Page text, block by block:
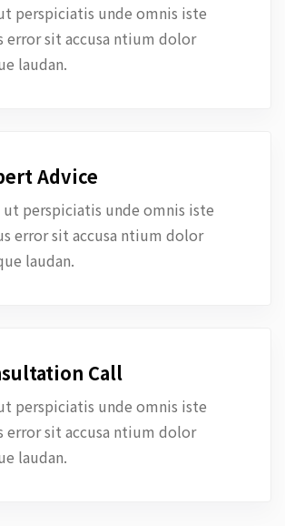
perspiciatis unde omnis iste
error sit accusa ntium dolor
laudan.
Advice
ut perspiciatis unde omnis iste
error sit accusa ntium dolor
laudan.
Call
perspiciatis unde omnis iste
error sit accusa ntium dolor
laudan.